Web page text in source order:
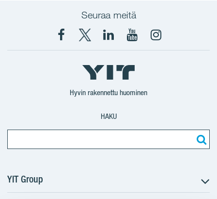
Seuraa meitä
Facebook
X
YIT
Suomi
YIT
Corporation
YIT
Corporation
Instagram
Hyvin rakennettu huominen
HAKU
YIT Group